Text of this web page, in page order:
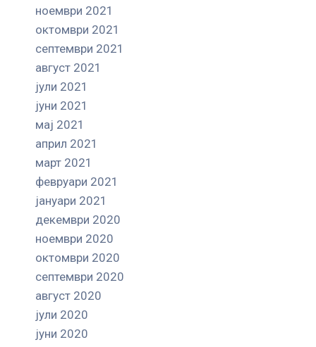
ноември 2021
октомври 2021
септември 2021
август 2021
јули 2021
јуни 2021
мај 2021
април 2021
март 2021
февруари 2021
јануари 2021
декември 2020
ноември 2020
октомври 2020
септември 2020
август 2020
јули 2020
јуни 2020